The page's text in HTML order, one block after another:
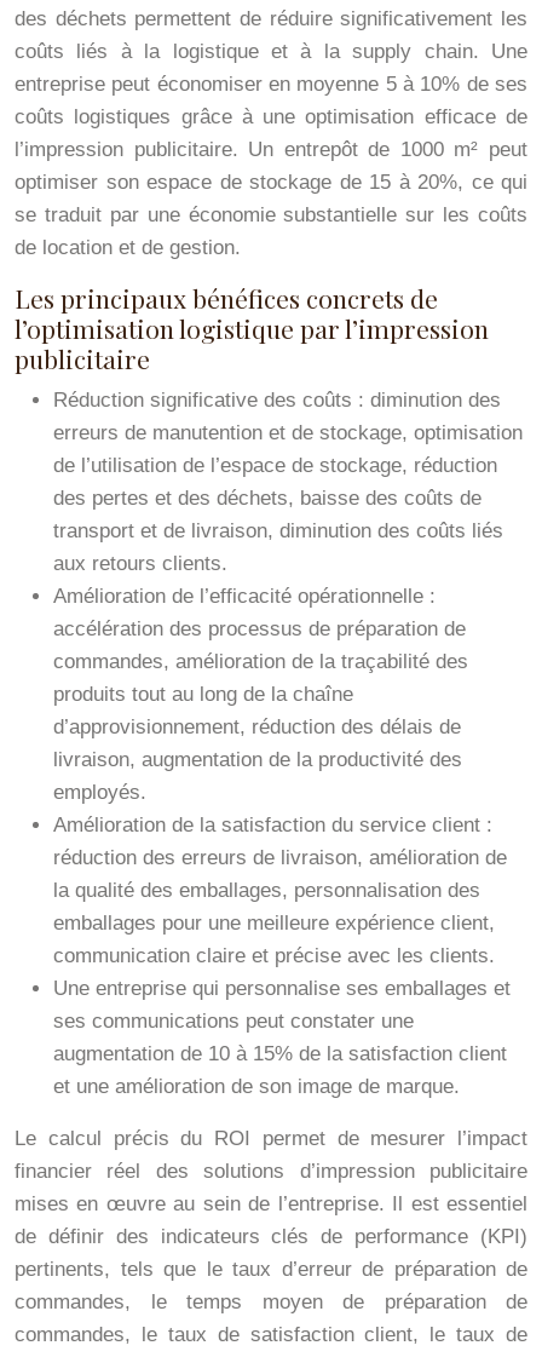
des déchets permettent de réduire significativement les
coûts liés à la logistique et à la supply chain. Une
entreprise peut économiser en moyenne 5 à 10% de ses
coûts logistiques grâce à une optimisation efficace de
l’impression publicitaire. Un entrepôt de 1000 m² peut
optimiser son espace de stockage de 15 à 20%, ce qui
se traduit par une économie substantielle sur les coûts
de location et de gestion.
Les principaux bénéfices concrets de
l’optimisation logistique par l’impression
publicitaire
Réduction significative des coûts : diminution des
erreurs de manutention et de stockage, optimisation
de l’utilisation de l’espace de stockage, réduction
des pertes et des déchets, baisse des coûts de
transport et de livraison, diminution des coûts liés
aux retours clients.
Amélioration de l’efficacité opérationnelle :
accélération des processus de préparation de
commandes, amélioration de la traçabilité des
produits tout au long de la chaîne
d’approvisionnement, réduction des délais de
livraison, augmentation de la productivité des
employés.
Amélioration de la satisfaction du service client :
réduction des erreurs de livraison, amélioration de
la qualité des emballages, personnalisation des
emballages pour une meilleure expérience client,
communication claire et précise avec les clients.
Une entreprise qui personnalise ses emballages et
ses communications peut constater une
augmentation de 10 à 15% de la satisfaction client
et une amélioration de son image de marque.
Le calcul précis du ROI permet de mesurer l’impact
financier réel des solutions d’impression publicitaire
mises en œuvre au sein de l’entreprise. Il est essentiel
de définir des indicateurs clés de performance (KPI)
pertinents, tels que le taux d’erreur de préparation de
commandes, le temps moyen de préparation de
commandes, le taux de satisfaction client, le taux de